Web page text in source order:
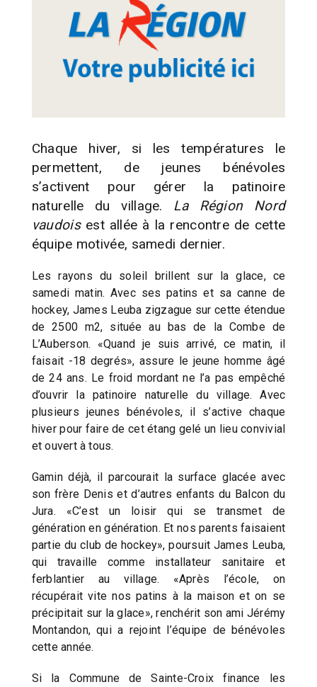
Chaque hiver, si les températures le
permettent, de jeunes bénévoles
s’activent pour gérer la patinoire
naturelle du village. La Région Nord
vaudoisest allée à la rencontre de cette
équipe motivée, samedi dernier.
Les rayons du soleil brillent sur la glace, ce
samedi matin. Avec ses patins et sa canne de
hockey, James Leuba zigzague sur cette étendue
de 2500 m2, située au bas de la Combe de
L’Auberson. «Quand je suis arrivé, ce matin, il
faisait -18 degrés», assure le jeune homme âgé
de 24 ans. Le froid mordant ne l’a pas empêché
d’ouvrir la patinoire naturelle du village. Avec
plusieurs jeunes bénévoles, il s’active chaque
hiver pour faire de cet étang gelé un lieu convivial
et ouvert à tous.
Gamin déjà, il parcourait la surface glacée avec
son frère Denis et d’autres enfants du Balcon du
Jura. «C’est un loisir qui se transmet de
génération en génération. Et nos parents faisaient
partie du club de hockey», poursuit James Leuba,
qui travaille comme installateur sanitaire et
ferblantier au village. «Après l’école, on
récupérait vite nos patins à la maison et on se
précipitait sur la glace», renchérit son ami Jérémy
Montandon, qui a rejoint l’équipe de bénévoles
cette année.
Si la Commune de Sainte-Croix finance les